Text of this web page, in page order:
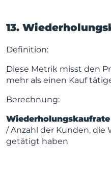
13.
Definition:
Diese Metrik misst den
mehr als einen Kauf
Berechnung:
Wiederholungskaufrate
/ Anzahl der Kunden, die
getätigt haben